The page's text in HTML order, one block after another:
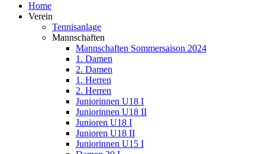
Home
Verein
Tennisanlage
Mannschaften
Mannschaften Sommersaison 2024
1. Damen
2. Damen
1. Herren
2. Herren
Juniorinnen U18 I
Juniorinnen U18 II
Junioren U18 I
Junioren U18 II
Juniorinnen U15 I